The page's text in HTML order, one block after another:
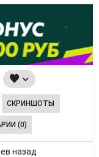
СКРИНШОТЫ
(0)
назад